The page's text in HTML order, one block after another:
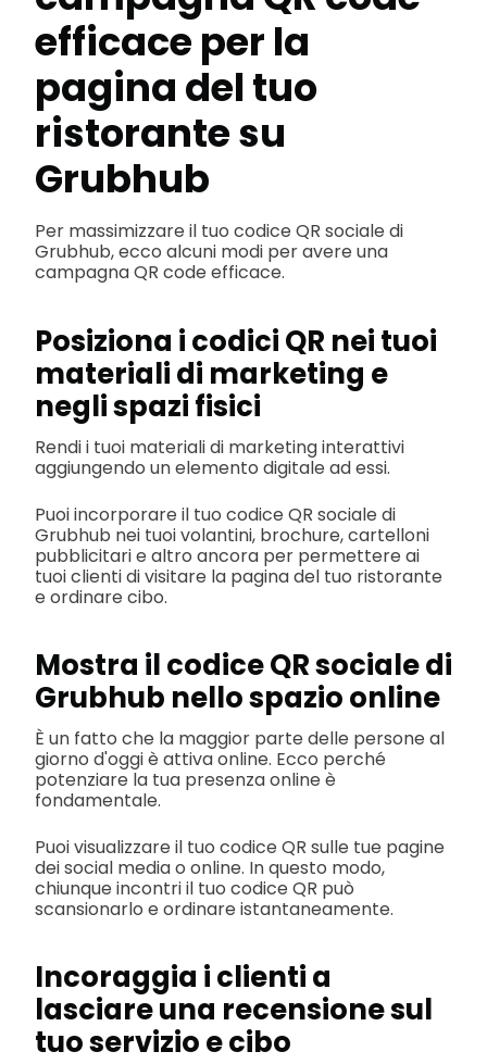
efficace per la
pagina del tuo
ristorante su
Grubhub
Per massimizzare il tuo codice QR sociale di
Grubhub, ecco alcuni modi per avere una
campagna QR code efficace.
Posiziona i codici QR nei tuoi
materiali di marketing e
negli spazi fisici
Rendi i tuoi materiali di marketing interattivi
aggiungendo un elemento digitale ad essi.
Puoi incorporare il tuo codice QR sociale di
Grubhub nei tuoi volantini, brochure, cartelloni
pubblicitari e altro ancora per permettere ai
tuoi clienti di visitare la pagina del tuo ristorante
e ordinare cibo.
Mostra il codice QR sociale di
Grubhub nello spazio online
È un fatto che la maggior parte delle persone al
giorno d'oggi è attiva online. Ecco perché
potenziare la tua presenza online è
fondamentale.
Puoi visualizzare il tuo codice QR sulle tue pagine
dei social media o online. In questo modo,
chiunque incontri il tuo codice QR può
scansionarlo e ordinare istantaneamente.
Incoraggia i clienti a
lasciare una recensione sul
tuo servizio e cibo